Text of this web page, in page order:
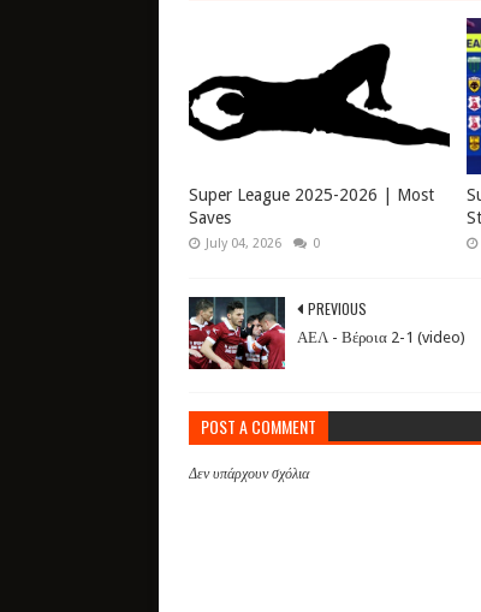
Super League 2025-2026 | Most
Saves
July 04, 2026 0
PREVIOUS
ΑΕΛ - Βέροια 2-1 (video)
POST A COMMENT
Δεν υπάρχουν σχόλια